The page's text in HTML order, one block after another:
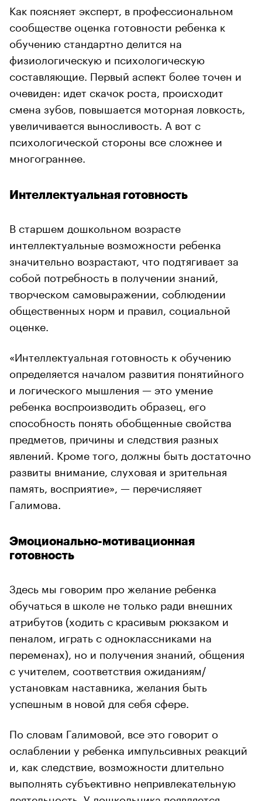
Как поясняет эксперт, в профессиональном
сообществе оценка готовности ребенка к
обучению стандартно делится на
физиологическую и психологическую
составляющие. Первый аспект более точен и
очевиден: идет скачок роста, происходит
смена зубов, повышается моторная ловкость,
увеличивается выносливость. А вот с
психологической стороны все сложнее и
многограннее.
Интеллектуальная готовность
В старшем дошкольном возрасте
интеллектуальные возможности ребенка
значительно возрастают, что подтягивает за
собой потребность в получении знаний,
творческом самовыражении, соблюдении
общественных норм и правил, социальной
оценке.
«Интеллектуальная готовность к обучению
определяется началом развития понятийного
и логического мышления — это умение
ребенка воспроизводить образец, его
способность понять обобщенные свойства
предметов, причины и следствия разных
явлений. Кроме того, должны быть достаточно
развиты внимание, слуховая и зрительная
память, восприятие», — перечисляяет
Галимова.
Эмоционально-мотивационная
готовность
Здесь мы говорим про желание ребенка
обучаться в школе не только ради внешних
атрибутов (ходить с красивым рюкзаком и
пеналом, играть с одноклассниками на
переменах), но и получения знаний, общения
с учителем, соответствия ожиданиям/
установкам наставника, желания быть
успешным в новой для себя сфере.
По словам Галимовой, все это говорит о
ослаблении у ребенка импульсивных реакций
и, как следствие, возможности длительно
выполнять субъективно непривлекательную